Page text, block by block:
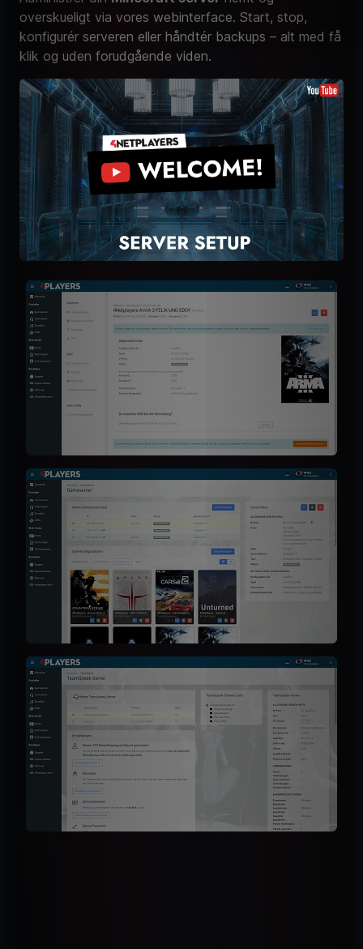
overskueligt via vores webinterface. Start, stop,
konfigurér serveren eller håndtér backups – alt med få
klik og uden forudgående viden.